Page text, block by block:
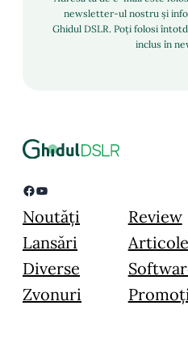
newsletter-ul nostru și
Ghidul DSLR. Poți folosi
inclus în
Facebook YouTube
Noutăți
Lansări
Diverse
Zvonuri
Review
Articole